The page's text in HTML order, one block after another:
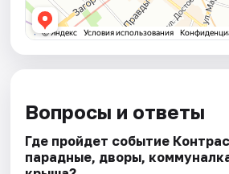
Вопросы и ответы
Где пройдет событие
парадные, дворы,